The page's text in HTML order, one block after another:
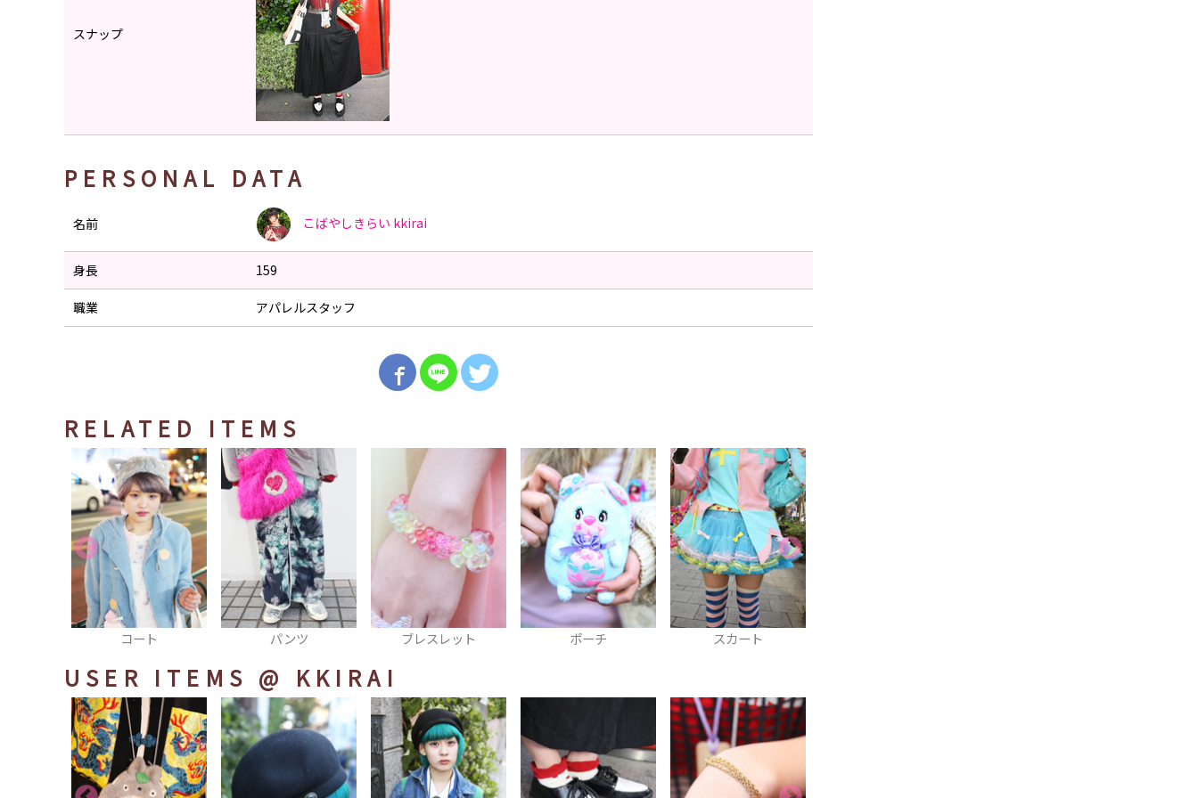
スナップ
PERSONAL DATA
名前 こばやしきらい kkirai
身長 159
職業 アパレルスタッフ
RELATED ITEMS
コート パンツ ブレスレット ポーチ スカート
USER ITEMS @ KKIRAI